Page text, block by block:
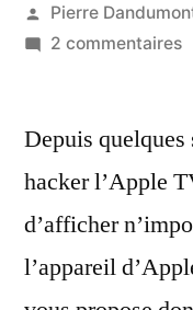
Publié
par
Pierre
2 commentaires
TV
Depuis quelques
hacker l’Apple
d’afficher
l’appareil